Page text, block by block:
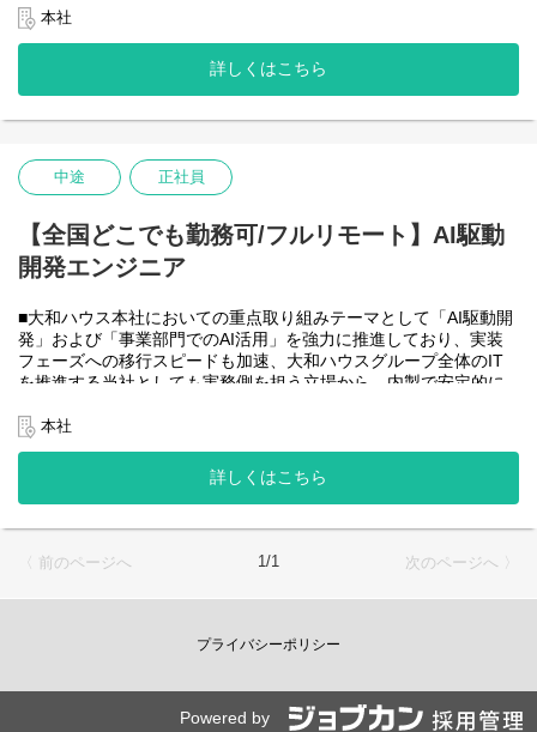
業務フローのヒアリングからRPAロボットが代替する要件定義、
シナリオ作成をもとにした開発作業を担当いただきます。導入後
ます。使用ツールの制約があり、1人で1案件を担当します。
使用ツール：
-UiPath
-AI-OCR/DX Suite
-MySQL など
せん。
また、働く時間に制限もなく、月160時間の勤務で、午前５時～２
２時までの間であれば、自由な時間に働いていただけます。業務
を途中で中断したり、働く時間を調整できるので、家事、育児、
ることが一番の生産性向上につながると思っておりますのでフル
・開発チーム(６名)
ループ会社に必要なRPA(UiPath)の導入・開発を一人一案件担当し
ていただきヒアリングからお任せします。
工期は短い物だと１カ月から長い物だと半年くらいの物が多いで
・運用保守チーム(２名)
大和ハウスグループ全体のIT・DXを推進する当社にて、自社やグ
ループ会社に導入したRPA(UiPath)の運用、保守、問い合わせ対応
使用ツール：
-AI-OCR
＜クライアントは大和ハウスグループ全体＞
名の
出資は大和ハウス本体になりますが、売上好調かつDX推進の優先
潤沢なリソースのもと、最上流から変革を進めていくことが可能
本社
詳しくはこちら
中途 正社員
【全国どこでも勤務可/フルリモート】AI駆動
開発エンジニア
■大和ハウス本社においての重点取り組みテーマとして「AI駆動開
発」および「事業部門でのAI活用」を強力に推進しており、実装
フェーズへの移行スピードも加速、大和ハウスグループ全体のIT
を推進する当社としても実務側を担う立場から、内製で安定的に
います。
なお、フルリモート勤務可能なので、勤務地は北海道から沖縄ま
で、日本全国どこからでも働いていただけます。
入社日以外の出社は年１～４回程度なので、入社後の勤務地は国
また、働く時間に制限もなく、月160時間の勤務で、午前５時～２
２時までの間であれば、自由な時間に働いていただけます。業務
を途中で中断したり、働く時間を調整できるので、家事、育児、
介護などとの両立も可能です。社員が仕事をしやすい環境を整え
・SPA（Single Page Application）を中心としたWebアプリケーシ
本社
詳しくはこちら
〈 前のページへ 1/1 次のページへ 〉
プライバシーポリシー
Powered by